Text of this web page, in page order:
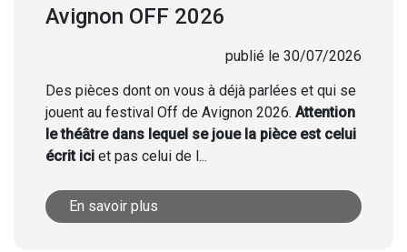
Avignon OFF 2026
publié le 30/07/2026
Des pièces dont on vous à déjà parlées et qui se
jouent au festival Off de Avignon 2026. Attention
le théâtre dans lequel se joue la pièce est celui
écrit ici et pas celui de l...
En savoir plus